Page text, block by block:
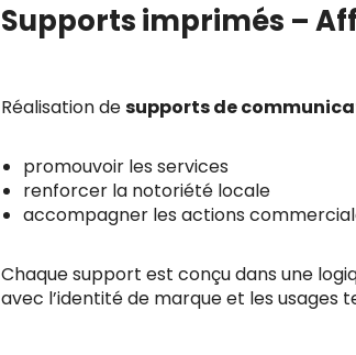
Supports imprimés –
Réalisation desupports de
promouvoir les services
renforcer la notoriété locale
accompagner les actions
Chaque support est conçu dans une
avec l’identité de marque et les usages